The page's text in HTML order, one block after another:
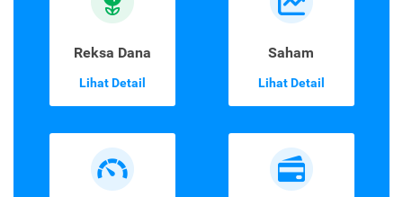
Reksa Dana
Lihat Detail
Saham
Lihat Detail